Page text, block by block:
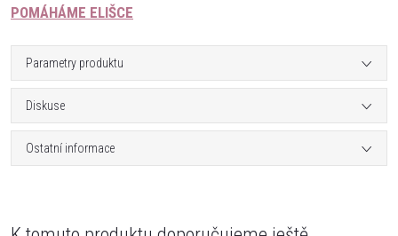
POMÁHÁME ELIŠCE
Parametry produktu
Diskuse
Ostatní informace